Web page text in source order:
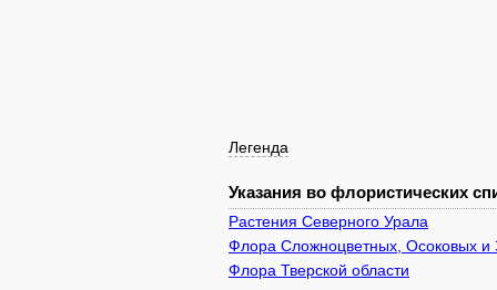
Легенда
Указания во флористических
Растения Северного Урала
Флора Сложноцветных, Осоковых и
Флора Тверской области